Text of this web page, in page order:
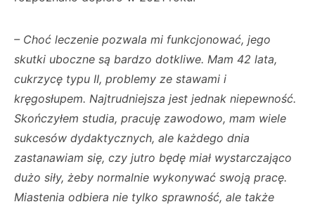
– Choć leczenie pozwala mi funkcjonować, jego
skutki uboczne są bardzo dotkliwe. Mam 42 lata,
cukrzycę typu II, problemy ze stawami i
kręgosłupem. Najtrudniejsza jest jednak niepewność.
Skończyłem studia, pracuję zawodowo, mam wiele
sukcesów dydaktycznych, ale każdego dnia
zastanawiam się, czy jutro będę miał wystarczająco
dużo siły, żeby normalnie wykonywać swoją pracę.
Miastenia odbiera nie tylko sprawność, ale także